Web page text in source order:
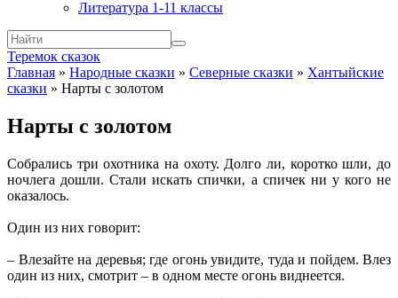
Литература 1-11 классы
Теремок сказок
Главная » Народные сказки » Северные сказки » Хантыйские
сказки » Нарты с золотом
Нарты с золотом
Собрались три охотника на охоту. Долго ли, коротко шли, до
ночлега дошли. Стали искать спички, а спичек ни у кого не
оказалось.
Один из них говорит:
– Влезайте на деревья; где огонь увидите, туда и пойдем. Влез
один из них, смотрит – в одном месте огонь виднеется.